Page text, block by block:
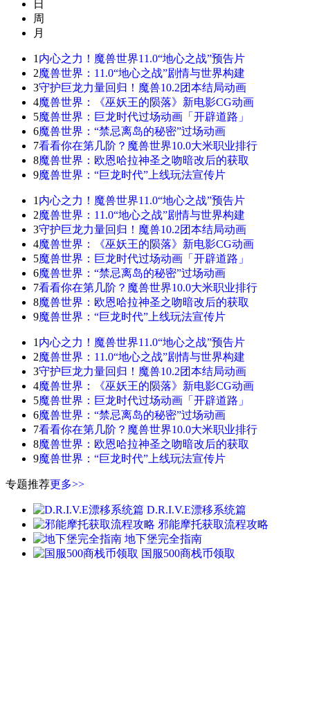
日
周
月
1 内心之力！魔兽世界11.0“地心之战”预告片
2魔兽世界：11.0“地心之战”剧情与世界构建
3守护巨龙力量回归！魔兽10.2团本结局动画
4魔兽世界：《巫妖王的陨落》新电影CG动画
5魔兽世界：巨龙时代过场动画「开辟道路」
6魔兽世界：“禁忌离岛的秘密”过场动画
7看看你在第几阶？魔兽世界10.0大米职业排行
8魔兽世界：欧恩哈拉神圣之吻暗改后的获取
9魔兽世界：“巨龙时代”上线玩法宣传片
1 内心之力！魔兽世界11.0“地心之战”预告片
2魔兽世界：11.0“地心之战”剧情与世界构建
3守护巨龙力量回归！魔兽10.2团本结局动画
4魔兽世界：《巫妖王的陨落》新电影CG动画
5魔兽世界：巨龙时代过场动画「开辟道路」
6魔兽世界：“禁忌离岛的秘密”过场动画
7看看你在第几阶？魔兽世界10.0大米职业排行
8魔兽世界：欧恩哈拉神圣之吻暗改后的获取
9魔兽世界：“巨龙时代”上线玩法宣传片
1 内心之力！魔兽世界11.0“地心之战”预告片
2魔兽世界：11.0“地心之战”剧情与世界构建
3守护巨龙力量回归！魔兽10.2团本结局动画
4魔兽世界：《巫妖王的陨落》新电影CG动画
5魔兽世界：巨龙时代过场动画「开辟道路」
6魔兽世界：“禁忌离岛的秘密”过场动画
7看看你在第几阶？魔兽世界10.0大米职业排行
8魔兽世界：欧恩哈拉神圣之吻暗改后的获取
9魔兽世界：“巨龙时代”上线玩法宣传片
专题推荐更多>>
D.R.I.V.E漂移系统篇
邪能摩托获取流程攻略
地下堡完全指南
国服500商栈币领取